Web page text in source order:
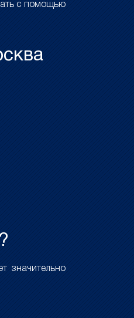
с помощью
значительно